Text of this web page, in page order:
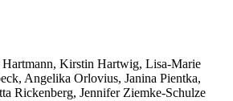
Kirstin Hartwig, Lisa-Marie
Angelika Orlovius, Janina Pientka,
Rickenberg, Jennifer Ziemke-Schulze